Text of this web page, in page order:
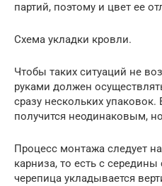
партий, поэтому и цвет ее
Схема укладки кровли.
Чтобы таких ситуаций не
руками должен
сразу нескольких
получится неодинаковым,
Процесс монтажа следует
карниза, то есть с
черепица укладывается